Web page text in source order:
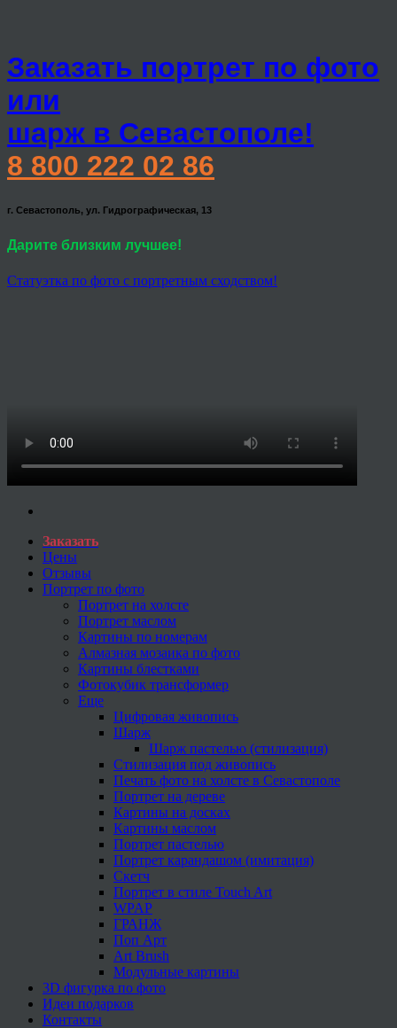
Заказать портрет по фото
или
шарж в Севастополе!
8 800 222 02 86
г. Севастополь, ул. Гидрографическая, 13
Дарите близким лучшее!
Статуэтка по фото с портретным сходством!
Заказать
Цены
Отзывы
Портрет по фото
Портрет на холсте
Портрет маслом
Картины по номерам
Алмазная мозаика по фото
Картины блестками
Фотокубик трансформер
Еще
Цифровая живопись
Шарж
Шарж пастелью (стилизация)
Стилизация под живопись
Печать фото на холсте в Севастополе
Портрет на дереве
Картины на досках
Картины маслом
Портрет пастелью
Портрет карандашом (имитация)
Скетч
Портрет в стиле Touch Art
WPAP
ГРАНЖ
Поп Арт
Art Brush
Модульные картины
3D фигурка по фото
Идеи подарков
Контакты